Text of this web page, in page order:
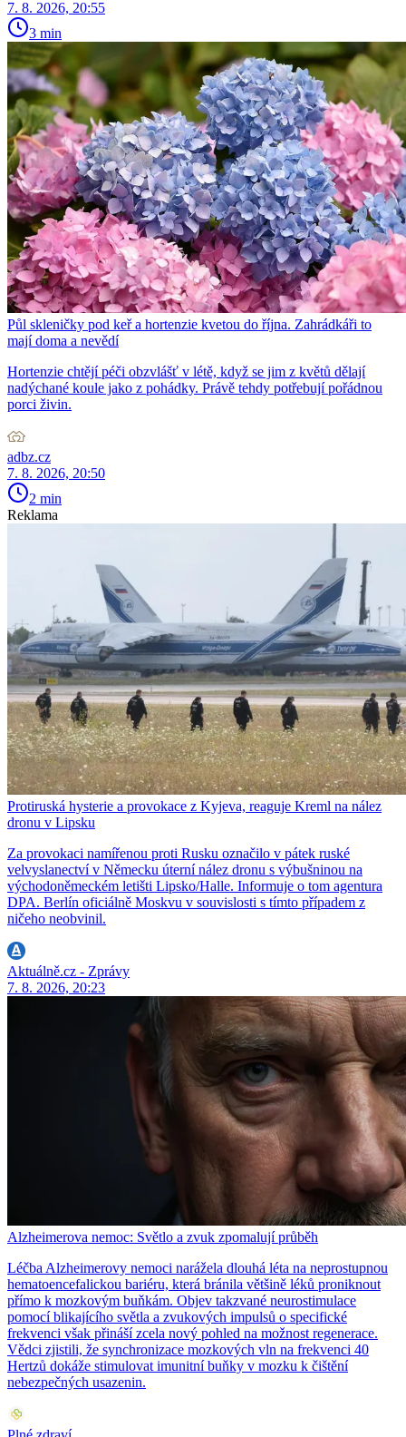
7. 8. 2026, 20:55
3 min
Půl skleničky pod keř a hortenzie kvetou do října. Zahrádkáři to
mají doma a nevědí
Hortenzie chtějí péči obzvlášť v létě, když se jim z květů dělají
nadýchané koule jako z pohádky. Právě tehdy potřebují pořádnou
porci živin.
adbz.cz
7. 8. 2026, 20:50
2 min
Reklama
Protiruská hysterie a provokace z Kyjeva, reaguje Kreml na nález
dronu v Lipsku
Za provokaci namířenou proti Rusku označilo v pátek ruské
velvyslanectví v Německu úterní nález dronu s výbušninou na
východoněmeckém letišti Lipsko/Halle. Informuje o tom agentura
DPA. Berlín oficiálně Moskvu v souvislosti s tímto případem z
ničeho neobvinil.
Aktuálně.cz - Zprávy
7. 8. 2026, 20:23
Alzheimerova nemoc: Světlo a zvuk zpomalují průběh
Léčba Alzheimerovy nemoci narážela dlouhá léta na neprostupnou
hematoencefalickou bariéru, která bránila většině léků proniknout
přímo k mozkovým buňkám. Objev takzvané neurostimulace
pomocí blikajícího světla a zvukových impulsů o specifické
frekvenci však přináší zcela nový pohled na možnost regenerace.
Vědci zjistili, že synchronizace mozkových vln na frekvenci 40
Hertzů dokáže stimulovat imunitní buňky v mozku k čištění
nebezpečných usazenin.